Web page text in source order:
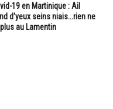
19 en Martinique : Ail
d'yeux seins niais...rien ne
au Lamentin